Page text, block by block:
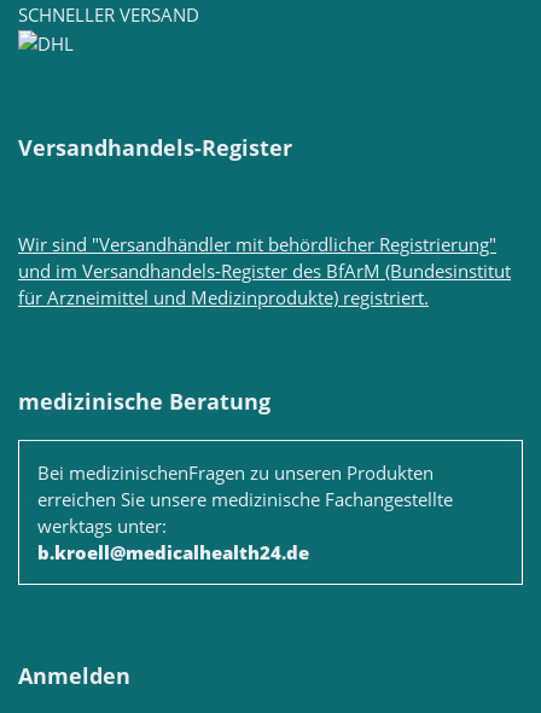
SCHNELLER VERSAND
Versandhandels-Register
Wir sind "Versandhändler mit behördlicher Registrierung"
und im Versandhandels-Register des BfArM (Bundesinstitut
für Arzneimittel und Medizinprodukte) registriert.
medizinische Beratung
Bei medizinischenFragen zu unseren Produkten
erreichen Sie unsere medizinische Fachangestellte
werktags unter:
b.kroell@medicalhealth24.de
Anmelden